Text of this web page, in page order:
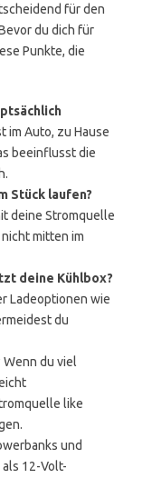
für den
du dich für
Punkte, die
im Auto, zu Hause
beeinflusst die
Stück laufen?
deine Stromquelle
mitten im
deine Kühlbox?
Ladeoptionen wie
du
Wenn du viel
like
und
12-Volt-